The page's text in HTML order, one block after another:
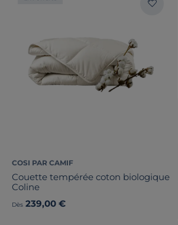
COSI PAR CAMIF
Couette tempérée coton biologique
Coline
Dès 239,00 €